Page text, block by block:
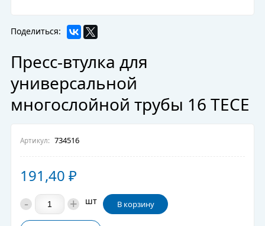
Поделиться:
Пресс-втулка для
универсальной
многослойной трубы 16 TECE
Артикул: 734516
191,40 ₽
- + шт В корзину